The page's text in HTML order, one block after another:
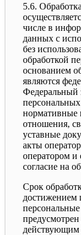
5.6.
числе в
данных с
без
обработкой
основанием
являются
Федеральный
нормативные
отношения,
уставные
акты
оператором и
согласие на
Срок
достижением
действующим